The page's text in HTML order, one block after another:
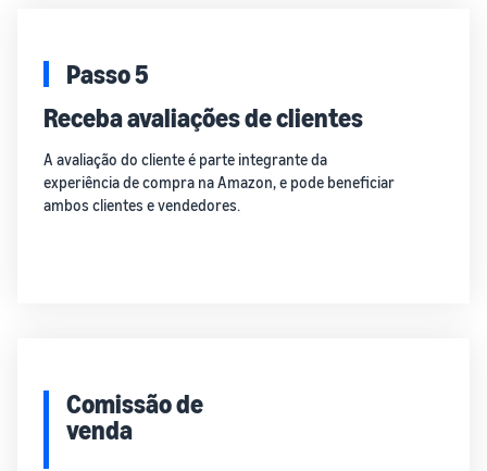
Passo 5
Receba avaliações de clientes
A avaliação do cliente é parte integrante da
experiência de compra na Amazon, e pode beneficiar
ambos clientes e vendedores.
Comissão de
venda